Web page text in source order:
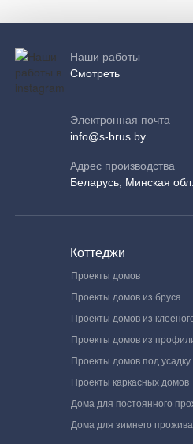
Наши работы
Смотреть
Электронная почта
info@s-brus.by
Адрес производства
Беларусь, Минская
Коттеджи
Проекты домов
Проекты домов из бруса
Проекты домов из
Проекты домов из
Проекты домов под усадку
Проекты каркасных домов
Дома для постоянного
Дома для зимнего